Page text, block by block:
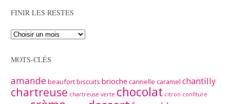
FINIR LES RESTES
MOTS-CLÉS
amandebeaufortbiscuits brioche cannelle caramel chantilly
chartreuse chartreuse verte chocolat citron confiture